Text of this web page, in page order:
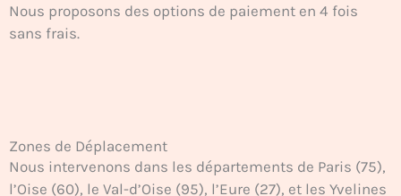
Nous proposons des options de paiement en 4 fois
sans frais.
Zones de Déplacement
Nous intervenons dans les départements de Paris (75),
l’Oise (60), le Val-d’Oise (95), l’Eure (27), et les Yvelines